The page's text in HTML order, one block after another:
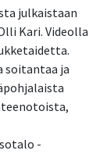
julkaistaan
Kari. Videolla
soitantaa ja
-